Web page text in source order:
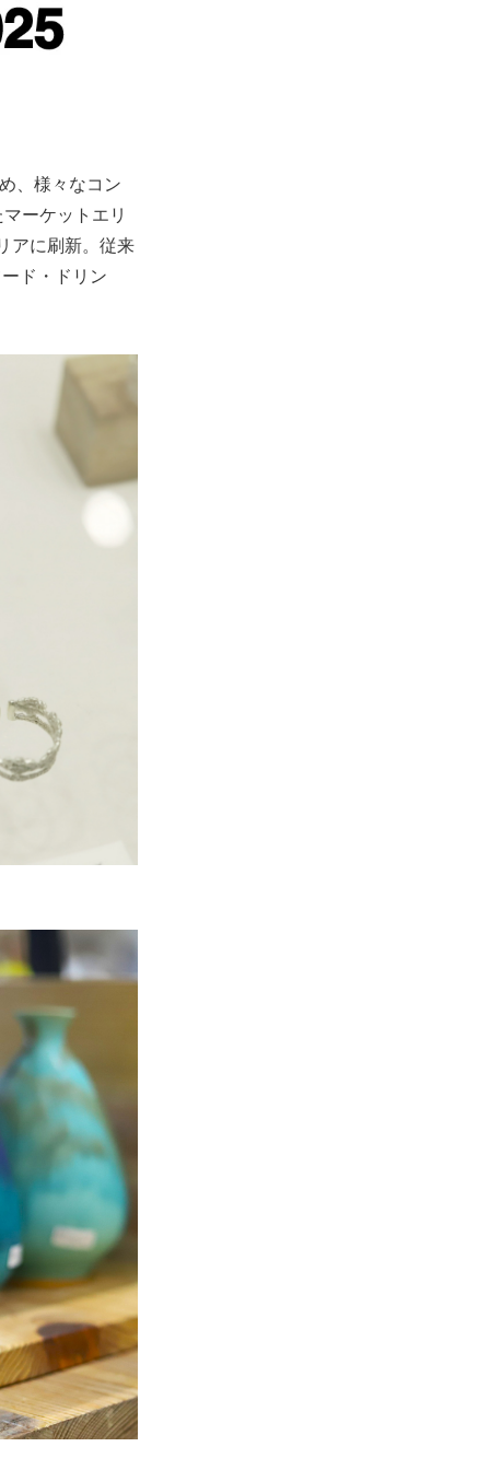
、様々なコン
ーケットエリ
アに刷新。従来
ド・ドリン